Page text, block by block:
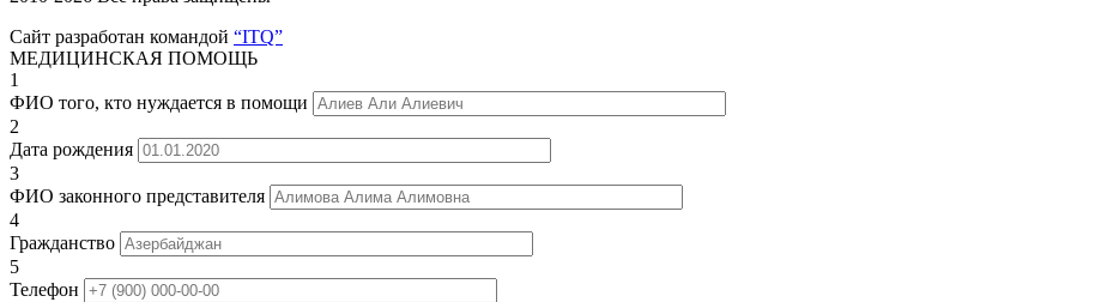
Сайт разработан командой “ITQ”
МЕДИЦИНСКАЯ ПОМОЩЬ
1
ФИО того, кто нуждается в помощи
2
Дата рождения
3
ФИО законного представителя
4
Гражданство
5
Телефон